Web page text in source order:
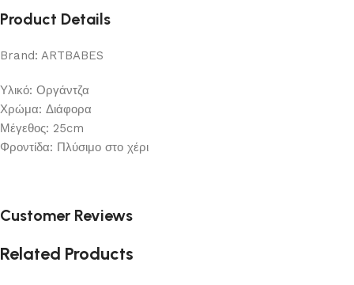
Product Details
Brand: ARTBABES
Υλικό: Οργάντζα
Χρώμα: Διάφορα
Μέγεθος: 25cm
Φροντίδα: Πλύσιμο στο χέρι
Customer Reviews
Related Products